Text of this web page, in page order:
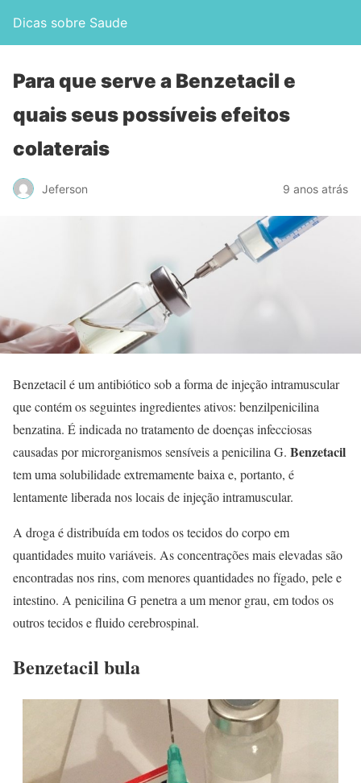
Dicas sobre Saude
Para que serve a Benzetacil e
quais seus possíveis efeitos
colaterais
Jeferson 9 anos atrás
Benzetacil é um antibiótico sob a forma de injeção intramuscular
que contém os seguintes ingredientes ativos: benzilpenicilina
benzatina. É indicada no tratamento de doenças infecciosas
causadas por microrganismos sensíveis a penicilina G. Benzetacil
tem uma solubilidade extremamente baixa e, portanto, é
lentamente liberada nos locais de injeção intramuscular.
A droga é distribuída em todos os tecidos do corpo em
quantidades muito variáveis. As concentrações mais elevadas são
encontradas nos rins, com menores quantidades no fígado, pele e
intestino. A penicilina G penetra a um menor grau, em todos os
outros tecidos e fluido cerebrospinal.
Benzetacil bula